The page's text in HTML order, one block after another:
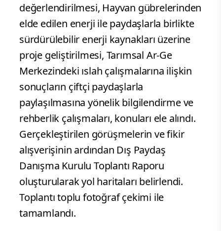
değerlendirilmesi, Hayvan gübrelerinden
elde edilen enerji ile paydaşlarla birlikte
sürdürülebilir enerji kaynakları üzerine
proje geliştirilmesi, Tarımsal Ar-Ge
Merkezindeki ıslah çalışmalarına ilişkin
sonuçların çiftçi paydaşlarla
paylaşılmasına yönelik bilgilendirme ve
rehberlik çalışmaları, konuları ele alındı.
Gerçekleştirilen görüşmelerin ve fikir
alışverişinin ardından Dış Paydaş
Danışma Kurulu Toplantı Raporu
oluşturularak yol haritaları belirlendi.
Toplantı toplu fotoğraf çekimi ile
tamamlandı.